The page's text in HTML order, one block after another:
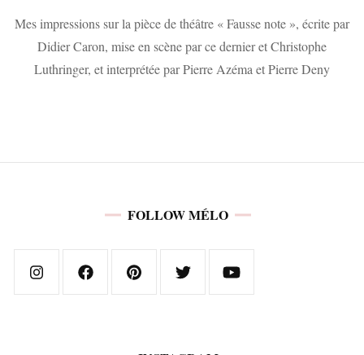
note
D.
Caron
Deny
Théâtre
#34
Mes impressions sur la pièce de théâtre « Fausse note », écrite par
Didier Caron, mise en scène par ce dernier et Christophe
Luthringer, et interprétée par Pierre Azéma et Pierre Deny
FOLLOW MÉLO